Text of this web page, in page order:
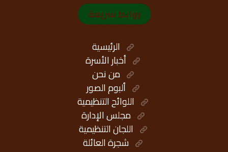
روابط سريعة
الرئيسية
أخبار الأسرة
من نحن
ألبوم الصور
اللوائح التنظيمية
مجلس الإدارة
اللجان التنظيمية
شجرة العائلة